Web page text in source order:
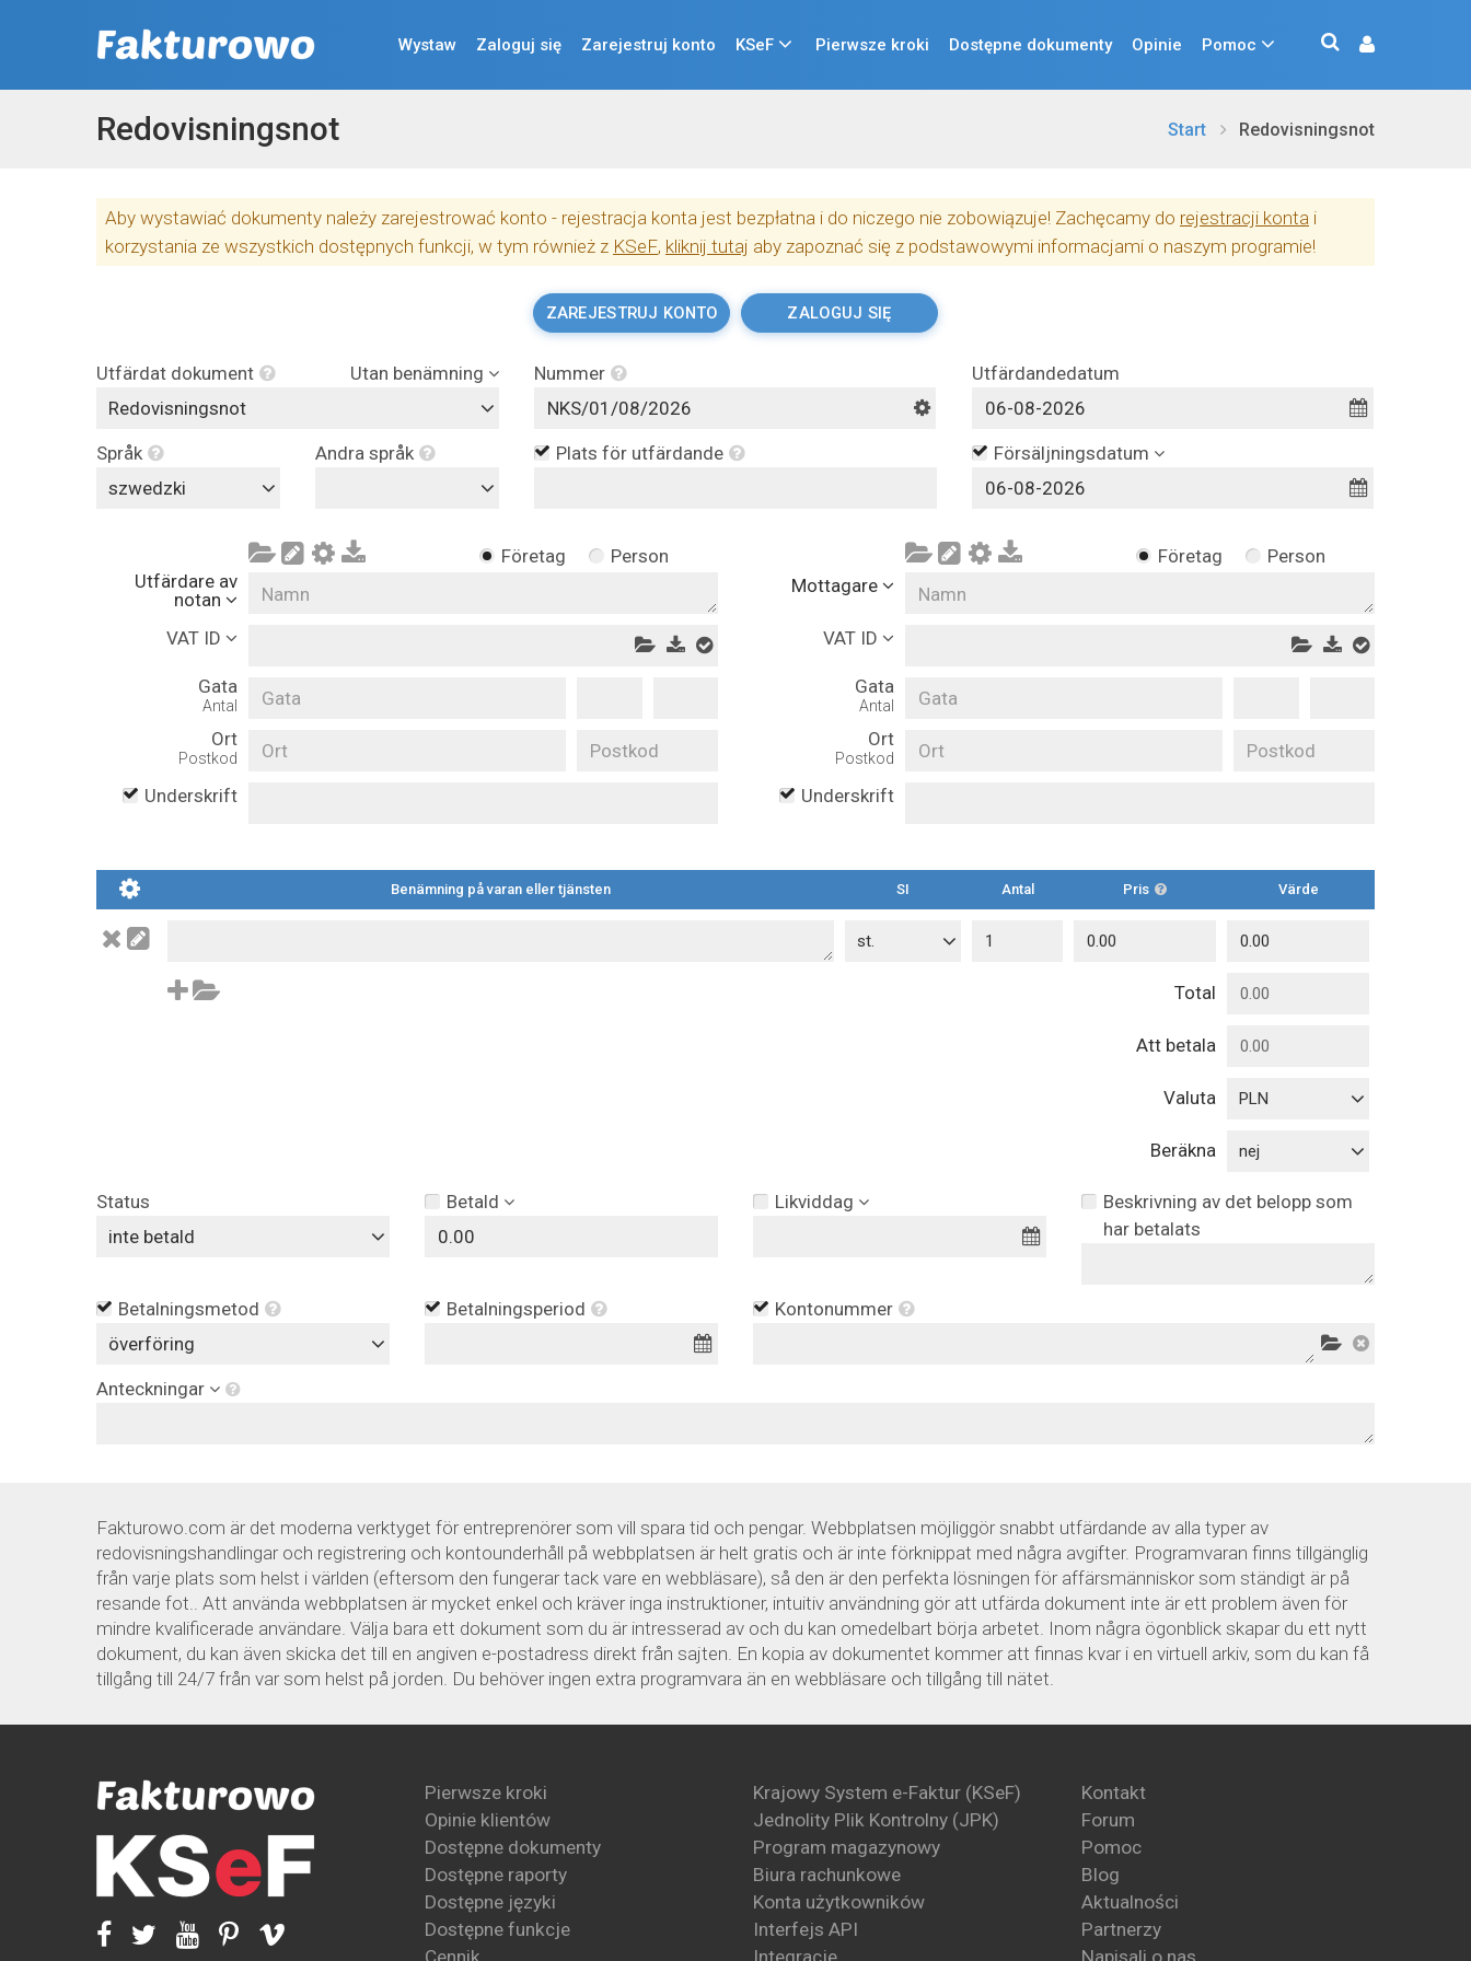
Wystaw Zaloguj się Zarejestruj konto KSeF Pierwsze kroki Dostępne dokumenty Opinie Pomoc
Redovisningsnot Start Redovisningsnot
Aby wystawiać dokumenty należy zarejestrować konto - rejestracja konta jest bezpłatna i do niczego nie zobowiązuje! Zachęcamy do rejestracji konta i
korzystania ze wszystkich dostępnych funkcji, w tym również z KSeF, kliknij tutaj aby zapoznać się z podstawowymi informacjami o naszym programie!
ZAREJESTRUJ KONTO ZALOGUJ SIĘ
Utfärdat dokument
Utan benämning
Redovisningsnot
Nummer Utfärdandedatum
Språk
szwedzki
Andra språk Plats för utfärdande Försäljningsdatum
Företag
Person
Utfärdare av
notan
VAT ID
Gata
Antal
Ort
Postkod
Underskrift
Företag
Person
Mottagare
VAT ID
Gata
Antal
Ort
Postkod
Underskrift
Benämning på varan eller tjänsten SI Antal Pris Värde
st.
Total
Att betala
Valuta PLN
Beräkna nej
Status
inte betald
Betald Likviddag
Beskrivning av det belopp som
har betalats
Betalningsmetod
överföring
Betalningsperiod Kontonummer
Anteckningar
Fakturowo.com är det moderna verktyget för entreprenörer som vill spara tid och pengar. Webbplatsen möjliggör snabbt utfärdande av alla typer av
redovisningshandlingar och registrering och kontounderhåll på webbplatsen är helt gratis och är inte förknippat med några avgifter. Programvaran finns tillgänglig
från varje plats som helst i världen (eftersom den fungerar tack vare en webbläsare), så den är den perfekta lösningen för affärsmänniskor som ständigt är på
resande fot.. Att använda webbplatsen är mycket enkel och kräver inga instruktioner, intuitiv användning gör att utfärda dokument inte är ett problem även för
mindre kvalificerade användare. Välja bara ett dokument som du är intresserad av och du kan omedelbart börja arbetet. Inom några ögonblick skapar du ett nytt
dokument, du kan även skicka det till en angiven e-postadress direkt från sajten. En kopia av dokumentet kommer att finnas kvar i en virtuell arkiv, som du kan få
tillgång till 24/7 från var som helst på jorden. Du behöver ingen extra programvara än en webbläsare och tillgång till nätet.
Pierwsze kroki
Opinie klientów
Dostępne dokumenty
Dostępne raporty
Dostępne języki
Dostępne funkcje
Cennik
Krajowy System e-Faktur (KSeF)
Jednolity Plik Kontrolny (JPK)
Program magazynowy
Biura rachunkowe
Konta użytkowników
Interfejs API
Integracje
Kontakt
Forum
Pomoc
Blog
Aktualności
Partnerzy
Napisali o nas